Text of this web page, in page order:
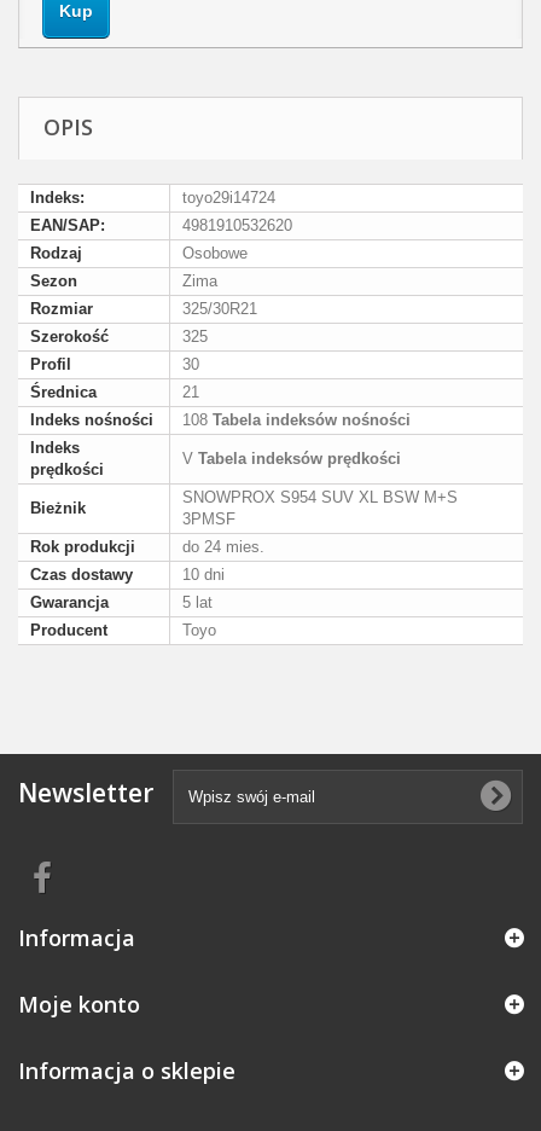
Kup
OPIS
Indeks:
toyo29i14724
EAN/SAP:
4981910532620
Rodzaj
Osobowe
Sezon
Zima
Rozmiar
325/30R21
Szerokość
325
Profil
30
Średnica
21
Indeks nośności
108 Tabela indeksów nośności
Indeks
prędkości
V Tabela indeksów prędkości
Bieżnik
SNOWPROX S954 SUV XL BSW M+S
3PMSF
Rok produkcji
do 24 mies.
Czas dostawy
10 dni
Gwarancja
5 lat
Producent
Toyo
Newsletter
Informacja
Moje konto
Informacja o sklepie